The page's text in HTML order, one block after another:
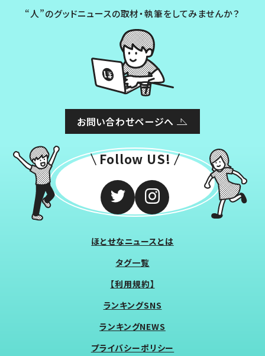
“人”のグッドニュースの取材・執筆をしてみませんか？
お問い合わせページへ
Follow US!
ほとせなニュースとは
タグ一覧
【利用規約】
ランキングSNS
ランキングNEWS
プライバシーポリシー